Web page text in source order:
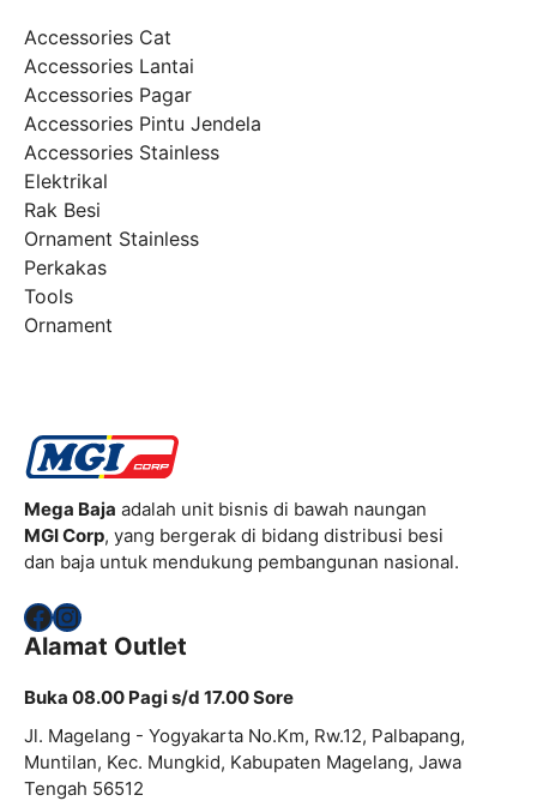
Accessories Cat
Accessories Lantai
Accessories Pagar
Accessories Pintu Jendela
Accessories Stainless
Elektrikal
Rak Besi
Ornament Stainless
Perkakas
Tools
Ornament
Mega Baja adalah unit bisnis di bawah naungan
MGI Corp, yang bergerak di bidang distribusi besi
dan baja untuk mendukung pembangunan nasional.
Facebook
Instagram
Alamat Outlet
Buka 08.00 Pagi s/d 17.00 Sore
Jl. Magelang - Yogyakarta No.Km, Rw.12, Palbapang,
Muntilan, Kec. Mungkid, Kabupaten Magelang, Jawa
Tengah 56512